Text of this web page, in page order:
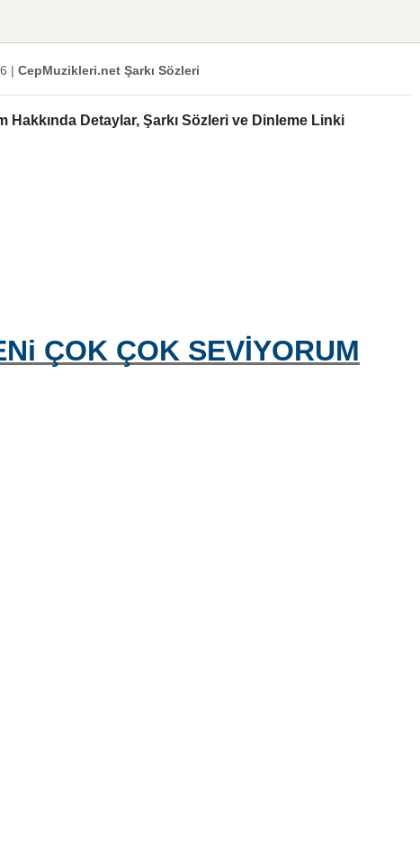
| CepMuzikleri.net Şarkı Sözleri
Detaylar, Şarkı Sözleri ve Dinleme Linki
ÇOK ÇOK SEVİYORUM